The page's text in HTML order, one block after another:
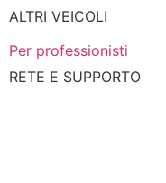
ALTRI VEICOLI
Per professionisti
RETE E SUPPORTO